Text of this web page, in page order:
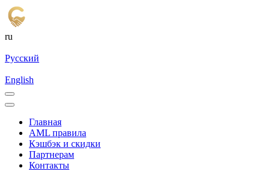
ru
Русский
English
Главная
AML правила
Кэшбэк и cкидки
Партнерам
Контакты